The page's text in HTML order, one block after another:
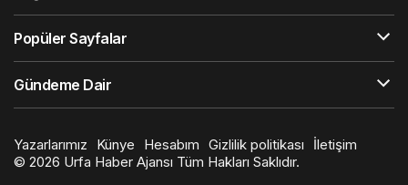
Popüler Sayfalar
Gündeme Dair
Yazarlarımız Künye Hesabım Gizlilik politikası
İletişim
© 2026 Urfa Haber Ajansı Tüm Hakları Saklıdır.